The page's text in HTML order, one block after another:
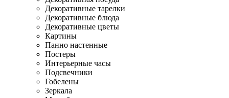
Декоративные тарелки
Декоративные блюда
Декоративные цветы
Картины
Панно настенные
Постеры
Интерьерные часы
Подсвечники
Гобелены
Зеркала